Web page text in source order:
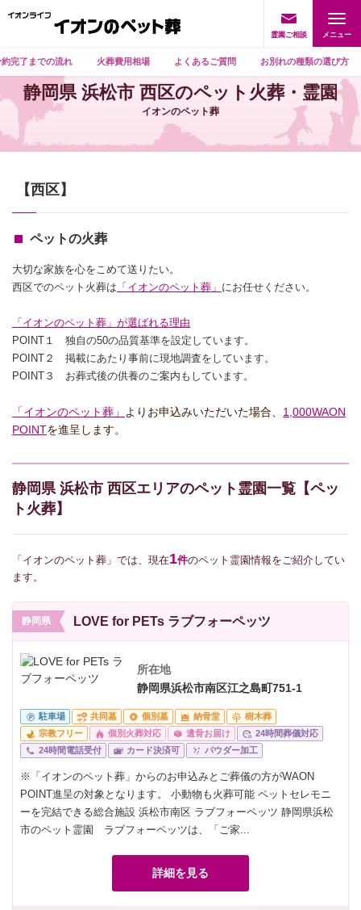
霊園ご相談
約完了までの流れ 火葬費用相場 よくあるご質問 お別れの種類の選び方
静岡県 浜松市 西区のペット火葬・霊園
イオンのペット葬
【西区】
ペットの火葬
大切な家族を心をこめて送りたい。
西区でのペット火葬は 「イオンのペット葬」 にお任せください。
「イオンのペット葬」が選ばれる理由
POINT１ 独自の50の品質基準を設定しています。
POINT２ 掲載にあたり事前に現地調査をしています。
POINT３ お葬式後の供養のご案内もしています。
「イオンのペット葬」 よりお申込みいただいた場合、 1,000WAON
POINTを進呈します。
静岡県 浜松市 西区エリアのペット霊園一覧【ペッ
ト火葬】
「イオンのペット葬」では、現在1件のペット霊園情報をご紹介してい
ます。
静岡県 LOVE for PETs ラブフォーペッツ
所在地
静岡県浜松市南区江之島町751-1
駐車場 共同墓 個別墓 納骨堂
樹木葬
宗教フリー
個別火葬対応 遺骨お届け
24時間葬儀対応
24時間電話受付
カード決済可 パウダー加工
※「イオンのペット葬」からのお申込みとご葬儀の方がWAON
POINT進呈の対象となります。 小動物も火葬可能 ペットセレモニ
ーを完結できる総合施設 浜松市南区 ラブフォーペッツ 静岡県浜松
市のペット霊園 ラブフォーペッツは、「ご家...
詳細を見る